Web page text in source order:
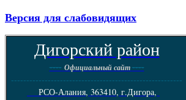
Версия для слабовидящих
Дигорский район
---- Официальный сайт----
--------------------------------------------------------
РСО-Алания, 363410, г.Дигора,